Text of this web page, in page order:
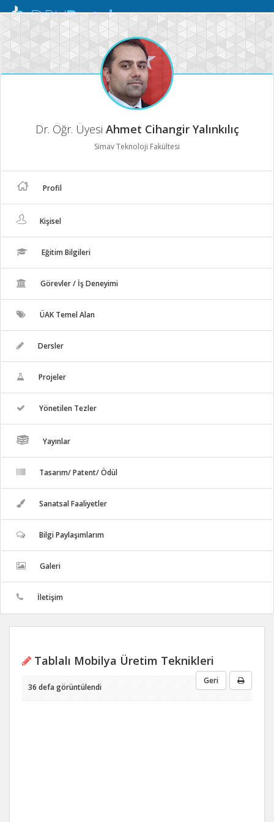
Mobil
Dr. Öğr. Üyesi Ahmet Cihangir Yalınkılıç
Simav Teknoloji Fakültesi
Profil
Kişisel
Eğitim Bilgileri
Görevler / İş Deneyimi
ÜAK Temel Alan
Dersler
Projeler
Yönetilen Tezler
Yayınlar
Tasarım/ Patent/ Ödül
Sanatsal Faaliyetler
Bilgi Paylaşımlarım
Galeri
İletişim
Tablalı Mobilya Üretim Teknikleri
Geri
36 defa görüntülendi